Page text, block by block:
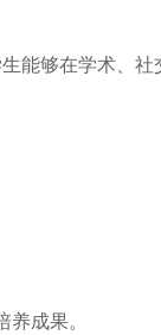
够在学术、社
成果。